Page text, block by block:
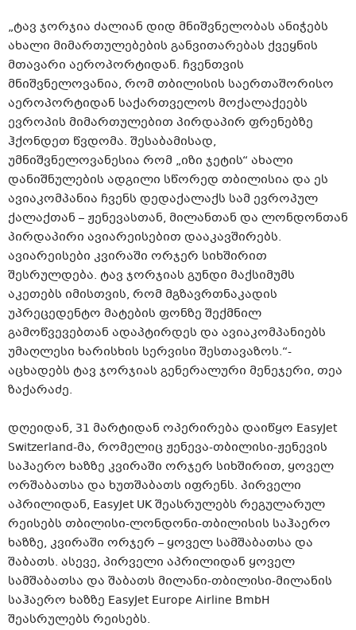
„ტავ ჯორჯია ძალიან დიდ მნიშვნელობას ანიჭებს
ახალი მიმართულებების განვითარებას ქვეყნის
მთავარი აეროპორტიდან. ჩვენთვის
მნიშვნელოვანია, რომ თბილისის საერთაშორისო
აეროპორტიდან საქართველოს მოქალაქეებს
ევროპის მიმართულებით პირდაპირ ფრენებზე
ჰქონდეთ წვდომა. შესაბამისად,
უმნიშვნელოვანესია რომ „იზი ჯეტის“ ახალი
დანიშნულების ადგილი სწორედ თბილისია და ეს
ავიაკომპანია ჩვენს დედაქალაქს სამ ევროპულ
ქალაქთან – ჟენევასთან, მილანთან და ლონდონთან
პირდაპირი ავიარეისებით დააკავშირებს.
ავიარეისები კვირაში ორჯერ სიხშირით
შესრულდება. ტავ ჯორჯიას გუნდი მაქსიმუმს
აკეთებს იმისთვის, რომ მგზავრთნაკადის
უპრეცედენტო მატების ფონზე შექმნილ
გამოწვევებთან ადაპტირდეს და ავიაკომპანიებს
უმაღლესი ხარისხის სერვისი შესთავაზოს.“-
აცხადებს ტავ ჯორჯიას გენერალური მენეჯერი, თეა
ზაქარაძე.
დღეიდან, 31 მარტიდან ოპერირება დაიწყო EasyJet
Switzerland-მა, რომელიც ჟენევა-თბილისი-ჟენევის
საჰაერო ხაზზე კვირაში ორჯერ სიხშირით, ყოველ
ორშაბათსა და ხუთშაბათს იფრენს. პირველი
აპრილიდან, EasyJet UK შეასრულებს რეგულარულ
რეისებს თბილისი-ლონდონი-თბილისის საჰაერო
ხაზზე, კვირაში ორჯერ – ყოველ სამშაბათსა და
შაბათს. ასევე, პირველი აპრილიდან ყოველ
სამშაბათსა და შაბათს მილანი-თბილისი-მილანის
საჰაერო ხაზზე EasyJet Europe Airline BmbH
შეასრულებს რეისებს.